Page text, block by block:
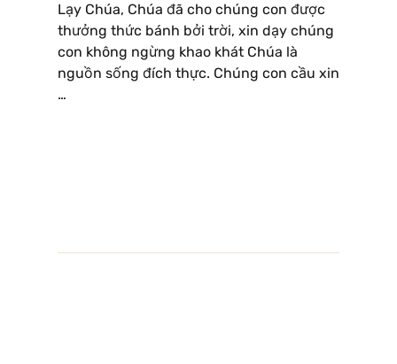
Lạy Chúa, Chúa đã cho chúng con được
thưởng thức bánh bởi trời, xin dạy chúng
con không ngừng khao khát Chúa là
nguồn sống đích thực. Chúng con cầu xin
…